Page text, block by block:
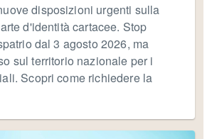
disposizioni urgenti sulla
d'identità cartacee. Stop
dal 3 agosto 2026, ma
sul territorio nazionale per i
Scopri come richiedere la